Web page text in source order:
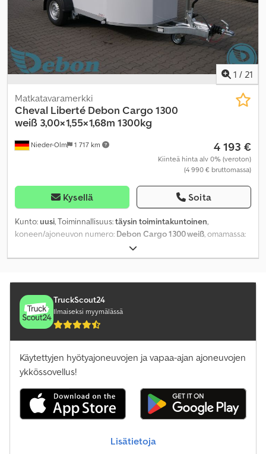
1 / 21
Nieder-Olm 1 717 km
Matkatavaramerkki
Cheval Liberté Debon Cargo 1300
weiß 3,00×1,55×1,68m 1300kg
4 193 €
Kiinteä hinta alv 0% (veroton)
(4 990 € bruttomassa)
Kysellä Soita
Kunto:uusi, Toiminnallisuus:täysin toimintakuntoinen,
koneen/ajoneuvon numero: Debon Cargo 1300 weiß, omamassa:
, maksimi kuormauspaino:855 kg
akselikokoonpano:1 akseli, sallittu akselikuorma (akseli 1):1 300
kuormatilan korkeus:1 560 mm, jousitus:muu, väri:valkoinen,
TruckScout24
Ilmaiseksi myymälässä
Käytettyjen hyötyajoneuvojen ja vapaa-ajan ajoneuvojen
ykkössovellus!
Lisätietoja